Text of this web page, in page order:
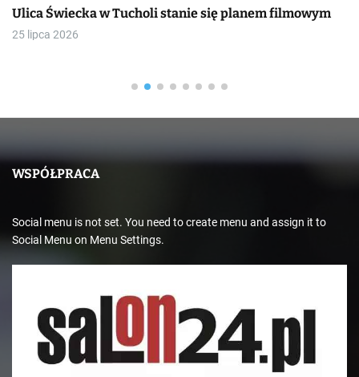
Ulica Świecka w Tucholi stanie się planem filmowym
25 lipca 2026
WSPÓŁPRACA
Social menu is not set. You need to create menu and assign it to
Social Menu on Menu Settings.